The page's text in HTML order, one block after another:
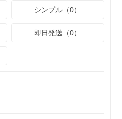
シンプル（0）
即日発送（0）